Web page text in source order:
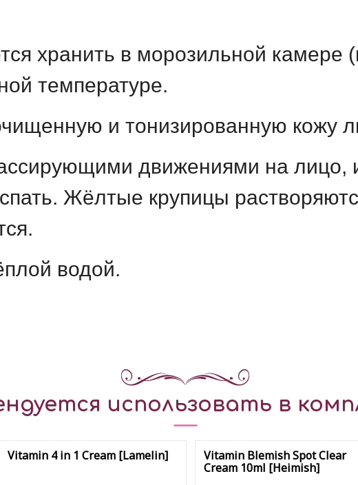
хранить в морозильной камере
температуре.
и тонизированную кожу
движениями на лицо,
Жёлтые крупицы
водой.
использовать в
Vitamin 4 in 1 Cream [Lamelin]
Vitamin Blemish Spot Clear
Cream 10ml [Heimish]